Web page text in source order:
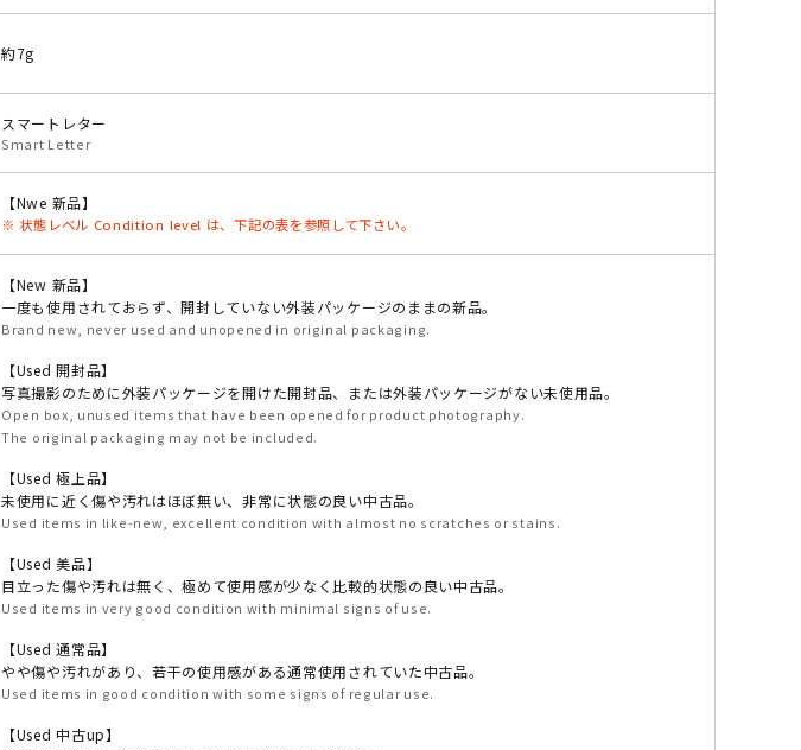
約7g
スマートレター
Smart Letter
【Nwe 新品】
※ 状態レベル Condition level は、下記の表を参照して下さい。
【New 新品】
一度も使用されておらず、開封していない外装パッケージのままの新品。
Brand new, never used and unopened in original packaging.
【Used 開封品】
写真撮影のために外装パッケージを開けた開封品、または外装パッケージがない未使用品。
Open box, unused items that have been opened for product photography.
The original packaging may not be included.
【Used 極上品】
未使用に近く傷や汚れはほぼ無い、非常に状態の良い中古品。
Used items in like-new, excellent condition with almost no scratches or stains.
【Used 美品】
目立った傷や汚れは無く、極めて使用感が少なく比較的状態の良い中古品。
Used items in very good condition with minimal signs of use.
【Used 通常品】
やや傷や汚れがあり、若干の使用感がある通常使用されていた中古品。
Used items in good condition with some signs of regular use.
【Used 中古up】